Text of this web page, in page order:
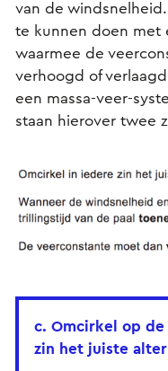
van de
te kunnen doen met
waarmee de
verhoogd of
een massa-veer-
staan hierover twee
c. Omcirkel op
zin het juiste